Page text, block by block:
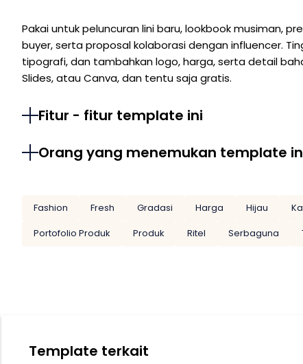
Pakai untuk peluncuran lini baru, lookbook musiman,
buyer, serta proposal kolaborasi dengan influencer.
tipografi, dan tambahkan logo, harga, serta detail
Slides, atau Canva, dan tentu saja gratis.
Fitur - fitur template ini
Orang yang menemukan template
Fashion Fresh Gradasi Harga Hijau
Portofolio Produk
Produk Ritel Serbaguna
Template terkait